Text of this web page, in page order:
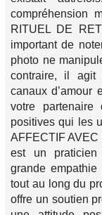
compréhension
RITUEL DE
important de
photo ne
contraire, il agit
canaux d’amour
votre
positives qui les
AFFECTIF AVEC
est un praticien
grande
tout au long du
offre un soutien